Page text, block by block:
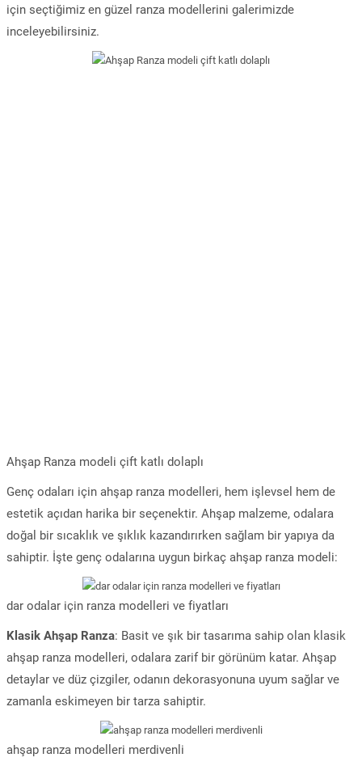
için seçtiğimiz en güzel ranza modellerini galerimizde
inceleyebilirsiniz.
Ahşap Ranza modeli çift katlı dolaplı
Genç odaları için ahşap ranza modelleri, hem işlevsel hem de
estetik açıdan harika bir seçenektir. Ahşap malzeme, odalara
doğal bir sıcaklık ve şıklık kazandırırken sağlam bir yapıya da
sahiptir. İşte genç odalarına uygun birkaç ahşap ranza modeli:
dar odalar için ranza modelleri ve fiyatları
Klasik Ahşap Ranza: Basit ve şık bir tasarıma sahip olan klasik
ahşap ranza modelleri, odalara zarif bir görünüm katar. Ahşap
detaylar ve düz çizgiler, odanın dekorasyonuna uyum sağlar ve
zamanla eskimeyen bir tarza sahiptir.
ahşap ranza modelleri merdivenli